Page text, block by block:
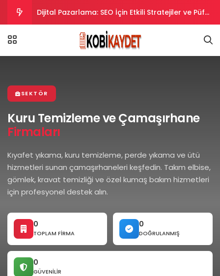
Dijital Pazarlama: SEO İçin Etkili Stratejiler ve Püf
Dijital Pazarlama Stratejileri: SEO İpuçları ve
İçerikler Oluşturma
Dijital Pazarlama Stratejileriyle SEO’da Yükselin.
Dijital Pazarlama ve SEO Uyumlu İpuçları ve
Stratejiler
SEKTÖR
Kuru Temizleme ve Çamaşırhane
Firmaları
Kıyafet yıkama, kuru temizleme, perde yıkama ve ütü
hizmetleri sunan çamaşırhaneleri keşfedin. Takım elbise,
gömlek, kravat temizliği ve özel kumaş bakım hizmetleri
için profesyonel destek alın.
0
TOPLAM FIRMA
0
DOĞRULANMIŞ
0
GÜVENILIR